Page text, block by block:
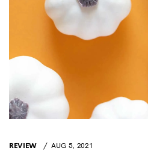
REVIEW AUG 5, 2021